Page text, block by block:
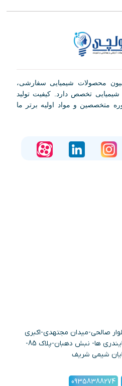
محصولات شیمیایی سفارشی،
تخصص دارد. کیفیت تولید
متخصصین و مواد اولیه برتر ما
صالحی-میدان مجتهدی-اکبری
شمالی- خیابان بایندری ها- نبش دهبان-پلاک 85-
09358388274